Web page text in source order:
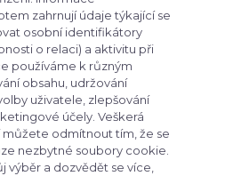
Kč 7 512 Kč
Detail
1 2 chevron_right
zahrnují údaje týkající se
osobní identifikátory
o relaci) a aktivitu při
používáme k různým
obsahu, udržování
uživatele, zlepšování
účely. Veškerá
odmítnout tím, že se
nezbytné soubory cookie.
výběr a dozvědět se více,